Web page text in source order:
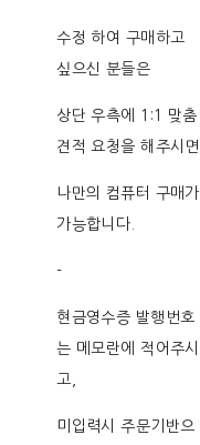
수정 하여 구매하고
싶으신 분들은
상단 우측에 1:1 맞춤
견적 요청을 해주시면
나만의 컴퓨터 구매가
가능합니다.
-
현금영수증 발행번호
는 메모란에 적어주시
고,
미입력시 주문기반으